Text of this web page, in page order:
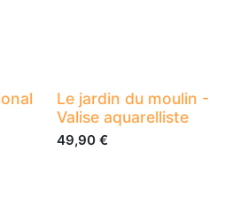
Le jardin du moulin -
Valise aquarelliste
49,90€